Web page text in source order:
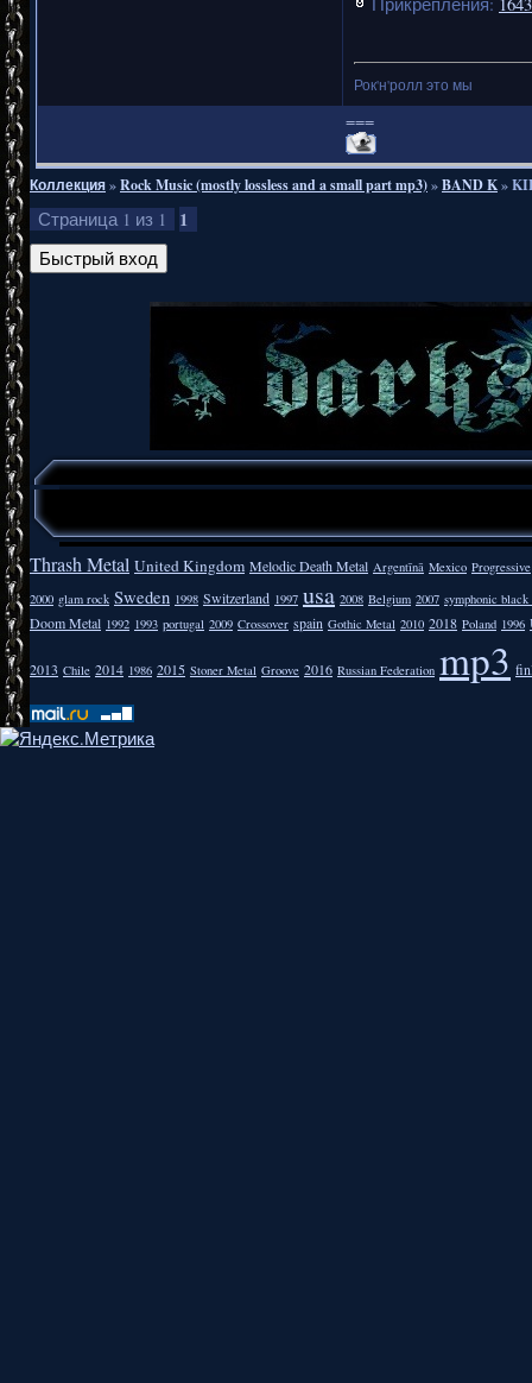
Рок'н'ролл это мы
===
Коллекция»Rock Music (mostly lossless and a small part mp3)»BAND K»
Страница 1 из 1 1
Thrash Metal United Kingdom Melodic Death Metal Argentīnā Mexico Progressive
2000 glam rock Sweden 1998 Switzerland 1997 usa 2008 Belgium 2007 symphonic
Doom Metal 1992 1993 portugal 2009 Crossover spain Gothic Metal 2010 2018 Poland 1996
2013 Chile 2014 1986 2015 Stoner Metal Groove 2016 Russian Federation mp3